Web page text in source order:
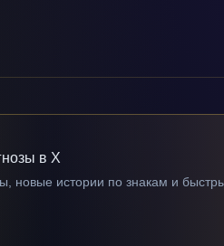
в X
новые истории по знакам и